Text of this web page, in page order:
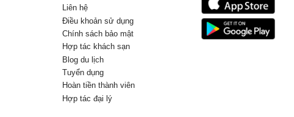
Liên hệ
Điều khoản sử dụng
Chính sách bảo mật
Hợp tác khách sạn
Blog du lịch
Tuyển dụng
Hoàn tiền thành viên
Hợp tác đại lý